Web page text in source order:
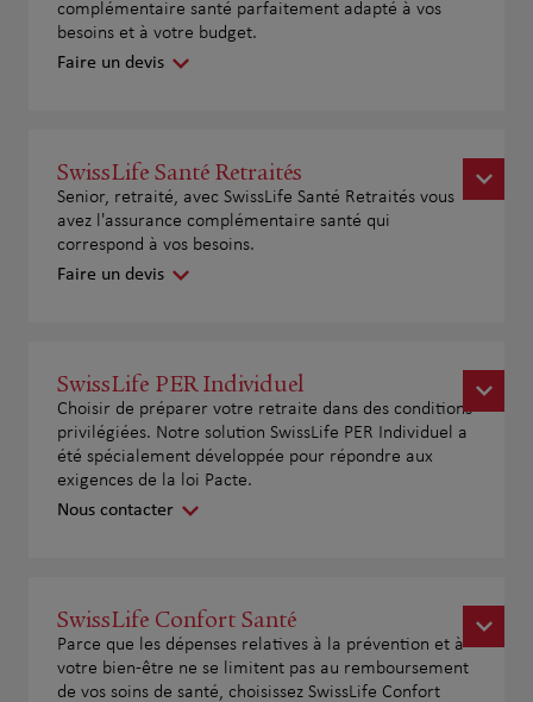
complémentaire santé parfaitement adapté à vos
besoins et à votre budget.
Faire un devis
SwissLife Santé Retraités
Senior, retraité, avec SwissLife Santé Retraités vous
avez l'assurance complémentaire santé qui
correspond à vos besoins.
Faire un devis
SwissLife PER Individuel
Choisir de préparer votre retraite dans des conditions
privilégiées. Notre solution SwissLife PER Individuel a
été spécialement développée pour répondre aux
exigences de la loi Pacte.
Nous contacter
SwissLife Confort Santé
Parce que les dépenses relatives à la prévention et à
votre bien-être ne se limitent pas au remboursement
de vos soins de santé, choisissez SwissLife Confort